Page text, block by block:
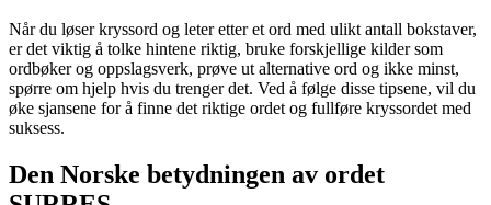
Når du løser kryssord og leter etter et ord med ulikt antall bokstaver,
er det viktig å tolke hintene riktig, bruke forskjellige kilder som
ordbøker og oppslagsverk, prøve ut alternative ord og ikke minst,
spørre om hjelp hvis du trenger det. Ved å følge disse tipsene, vil du
øke sjansene for å finne det riktige ordet og fullføre kryssordet med
suksess.
Den Norske betydningen av ordet